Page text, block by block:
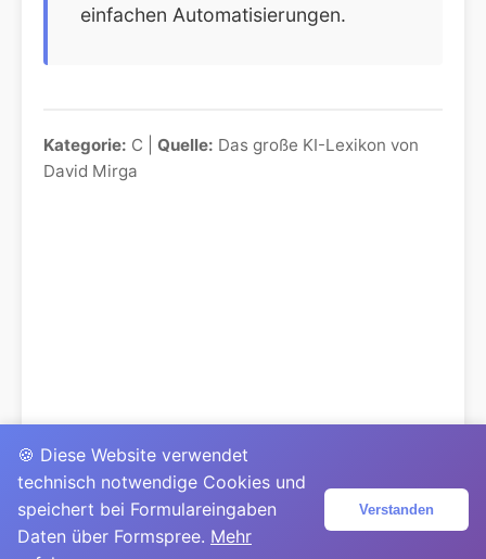
einfachen Automatisierungen.
Kategorie: C | Quelle: Das große KI-Lexikon von
David Mirga
🍪 Diese Website verwendet
technisch notwendige Cookies und
speichert bei Formulareingaben
Daten über Formspree. Mehr
Verstanden